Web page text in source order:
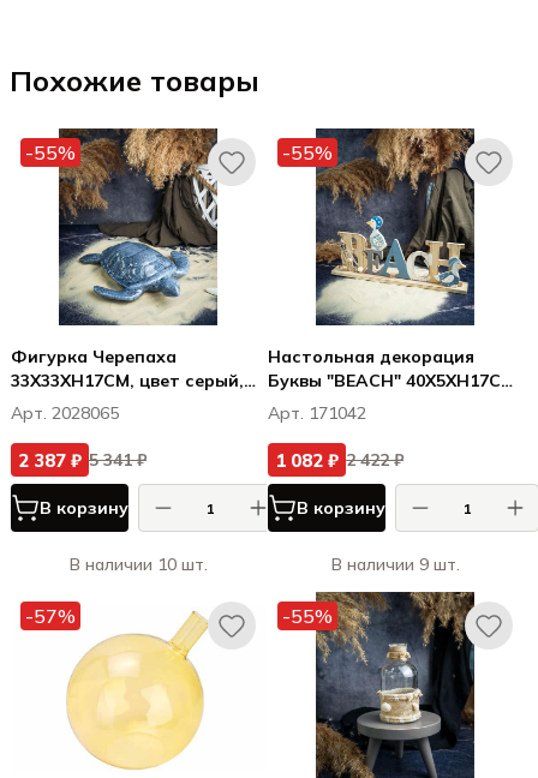
Похожие товары
-55%
Фигурка Черепаха
33X33XH17CM, цвет серый,
керамика
Арт. 2028065
2 387 ₽ 5 341 ₽
В корзину
В наличии 10 шт.
-55%
Настольная декорация
Буквы "BEACH" 40X5XH17CM,
дерево
Арт. 171042
1 082 ₽ 2 422 ₽
В корзину
В наличии 9 шт.
-57% -55%